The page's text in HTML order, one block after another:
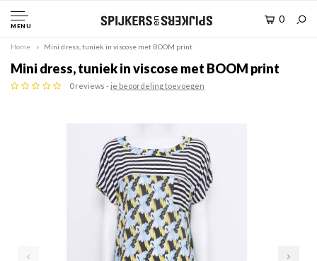
MENU
0
Home Mini dress, tuniek in viscose met BOOM print
Mini dress, tuniek in viscose met BOOM print
0 reviews -je beoordeling toevoegen